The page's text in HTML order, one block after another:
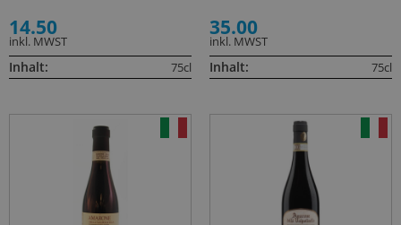
14.50
inkl. MWST
Inhalt: 75cl
35.00
inkl. MWST
Inhalt: 75cl